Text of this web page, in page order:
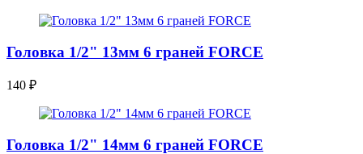
Головка 1/2" 13мм 6 граней FORCE
140 ₽
Головка 1/2" 14мм 6 граней FORCE